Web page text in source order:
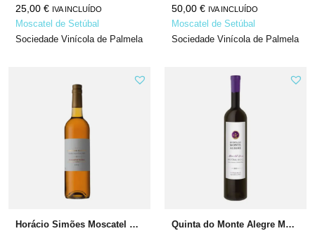
25,00 € IVA INCLUÍDO
Moscatel de Setúbal
Sociedade Vinícola de Palmela
50,00 € IVA INCLUÍDO
Moscatel de Setúbal
Sociedade Vinícola de Palmela
Horácio Simões Moscatel de Setúbal N/A Quinta do Monte Alegre Moscatel Roxo de Setúbal 2013